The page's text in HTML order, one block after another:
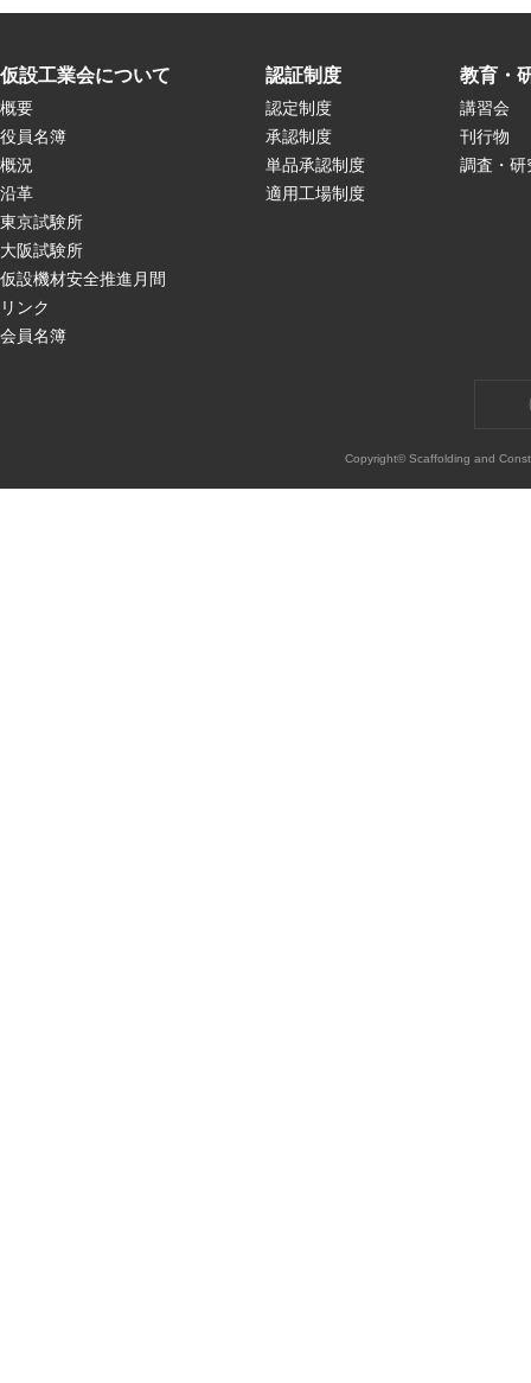
仮設工業会について
概要
役員名簿
概況
沿革
東京試験所
大阪試験所
仮設機材安全推進月間
リンク
会員名簿
認証制度
認定制度
承認制度
単品承認制度
適用工場制度
教育・
講習会
刊行物
調査・研
Copyright© Scaffolding and